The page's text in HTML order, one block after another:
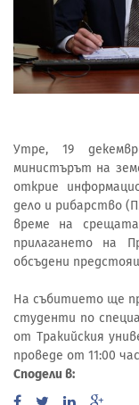
Утре, 19
министърът на
открие
дело и рибарство
време на
прилагането на
обсъдени
На събитието ще
студенти по
от Тракийския
проведе от 11:00
Сподели в: